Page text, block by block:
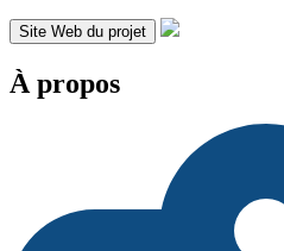
Site Web du projet
À propos